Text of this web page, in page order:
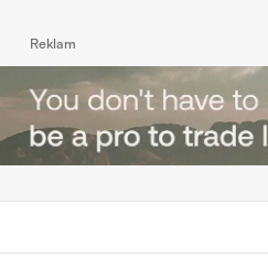
Reklam